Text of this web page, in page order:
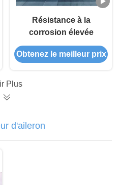
Résistance à la
corrosion élevée
Obtenez le meilleur prix
Plus
d'aileron